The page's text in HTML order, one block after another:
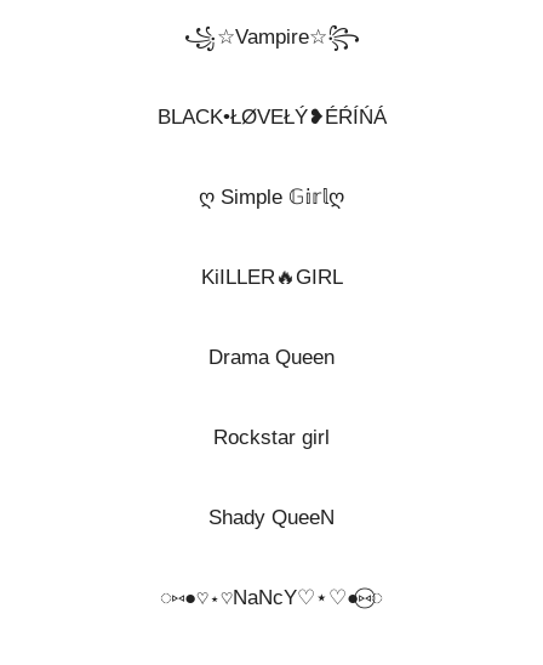
꧁☆Vampire☆꧂
BLACK•ŁØVEŁÝ❥ÉŔÍŃÁ
ღ Simple 𝔾𝕚𝕣𝕝ღ
KiILLER🔥GIRL
Drama Queen
Rockstar girl
Shady QueeN
◌⑅⃝●♡⋆♡NaNcY♡⋆♡●⑅◌